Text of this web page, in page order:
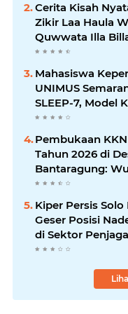
Cerita Kisah
Zikir Laa Haula
Quwwata Illa
dan Membawa
Kambing
Mahasiswa
UNIMUS
SLEEP-7, Model
Digital Hibrida
untuk
Pasien Hipertensi
Pembukaan
Tahun 2026 di
Bantaragung:
Perguruan Tinggi
Pemberdayaan
Kiper Persis Solo
Geser Posisi
di Sektor
Timnas Indonesia